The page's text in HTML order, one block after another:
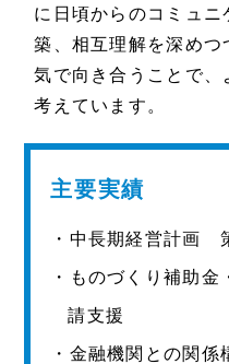
に日頃からのコミュ
築、相互理解を深め
気で向き合うことで、
考えています。
主要実績
・中長期経営計画
・ものづくり補助
請支援
・金融機関との関係